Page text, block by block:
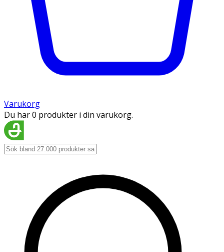
Varukorg
Du har 0 produkter i din varukorg.